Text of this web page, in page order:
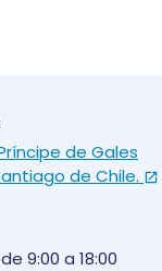
de Gales
de Chile.
9:00 a 18:00